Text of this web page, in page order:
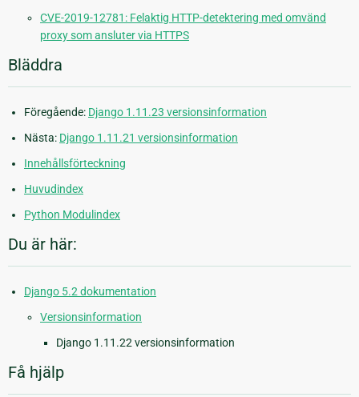
CVE-2019-12781: Felaktig HTTP-detektering med omvänd
proxy som ansluter via HTTPS
Bläddra
Föregående: Django 1.11.23 versionsinformation
Nästa: Django 1.11.21 versionsinformation
Innehållsförteckning
Huvudindex
Python Modulindex
Du är här:
Django 5.2 dokumentation
Versionsinformation
Django 1.11.22 versionsinformation
Få hjälp